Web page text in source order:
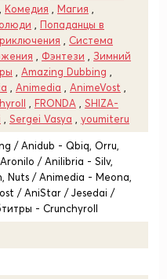
Комедия Магия
Попаданцы в
Система
Фэнтези
Зимний
Amazing Dubbing
Animedia AnimeVost
FRONDA
SHIZA-
Sergei Vasya youmiteru
/ Anidub - Qbiq, Orru,
/ Anilibria - Silv,
Nuts / Animedia - Meona,
/ AniStar / Jesedai /
- Crunchyroll